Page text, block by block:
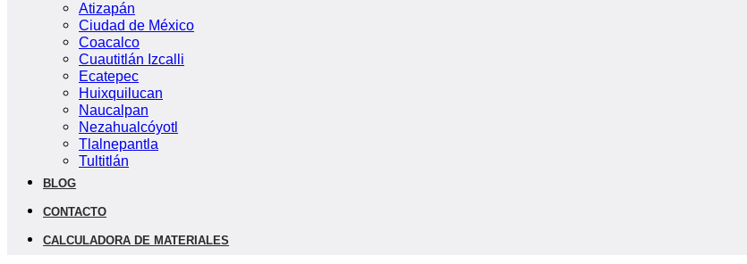
Atizapán
Ciudad de México
Coacalco
Cuautitlán Izcalli
Ecatepec
Huixquilucan
Naucalpan
Nezahualcóyotl
Tlalnepantla
Tultitlán
BLOG
CONTACTO
CALCULADORA DE MATERIALES